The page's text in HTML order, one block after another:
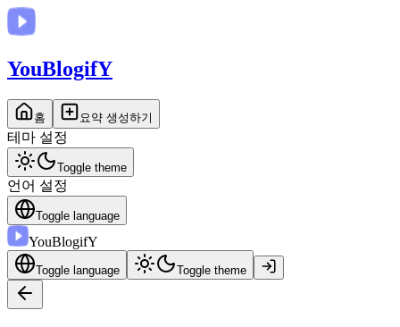
YouBlogifY
홈 요약 생성하기
테마 설정
Toggle theme
언어 설정
Toggle language
YouBlogifY
Toggle language Toggle theme